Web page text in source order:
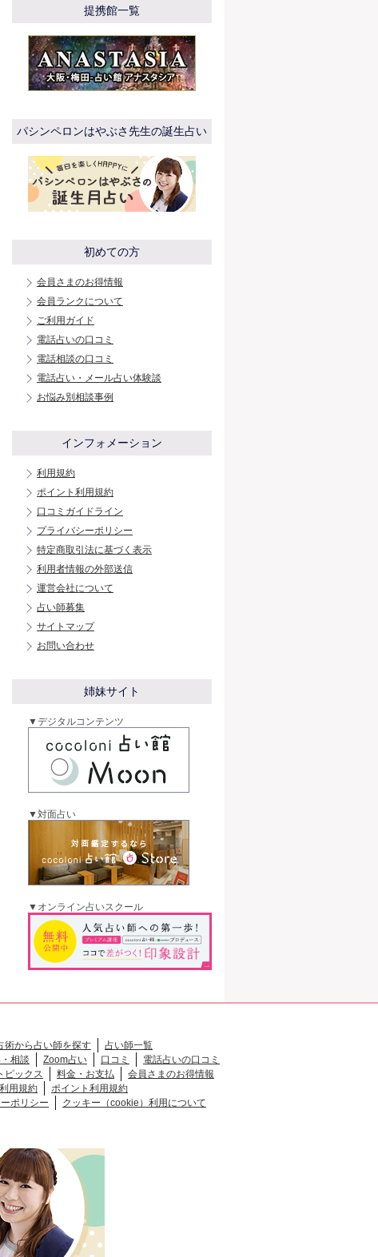
提携館一覧
パシンペロンはやぶさ先生の誕生占い
初めての方
会員さまのお得情報
会員ランクについて
ご利用ガイド
電話占いの口コミ
電話相談の口コミ
電話占い・メール占い体験談
お悩み別相談事例
インフォメーション
利用規約
ポイント利用規約
口コミガイドライン
プライバシーポリシー
特定商取引法に基づく表示
利用者情報の外部送信
運営会社について
占い師募集
サイトマップ
お問い合わせ
姉妹サイト
▼デジタルコンテンツ
▼対面占い
▼オンライン占いスクール
術から占い師を探す
占い師一覧
相談 Zoom占い 口コミ
電話占いの口コミ
ピックス 料金・お支払
会員さまのお得情報
利用規約
ポイント利用規約
ポリシー
クッキー（cookie）利用について